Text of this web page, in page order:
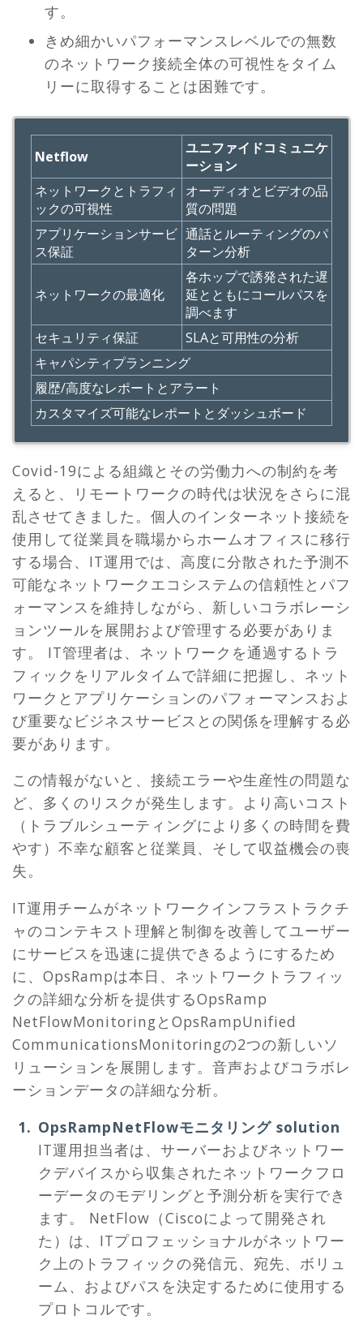
す。
きめ細かいパフォーマンスレベルでの無数
のネットワーク接続全体の可視性をタイム
リーに取得することは困難です。
Netflow
ユニファイドコミュニケ
ーション
ネットワークとトラフィ
ックの可視性
オーディオとビデオの品
質の問題
アプリケーションサービ
ス保証
通話とルーティングのパ
ターン分析
ネットワークの最適化
各ホップで誘発された遅
延とともにコールパスを
調べます
セキュリティ保証
SLAと可用性の分析
キャパシティプランニング
履歴/高度なレポートとアラート
カスタマイズ可能なレポートとダッシュボード
Covid-19による組織とその労働力への制約を考
えると、リモートワークの時代は状況をさらに混
乱させてきました。個人のインターネット接続を
使用して従業員を職場からホームオフィスに移行
する場合、IT運用では、高度に分散された予測不
可能なネットワークエコシステムの信頼性とパフ
ォーマンスを維持しながら、新しいコラボレーシ
ョンツールを展開および管理する必要がありま
す。 IT管理者は、ネットワークを通過するトラ
フィックをリアルタイムで詳細に把握し、ネット
ワークとアプリケーションのパフォーマンスおよ
び重要なビジネスサービスとの関係を理解する必
要があります。
この情報がないと、接続エラーや生産性の問題な
ど、多くのリスクが発生します。より高いコスト
（トラブルシューティングにより多くの時間を費
やす）不幸な顧客と従業員、そして収益機会の喪
失。
IT運用チームがネットワークインフラストラクチ
ャのコンテキスト理解と制御を改善してユーザー
にサービスを迅速に提供できるようにするため
に、OpsRampは本日、ネットワークトラフィッ
クの詳細な分析を提供するOpsRamp
NetFlowMonitoringとOpsRampUnified
CommunicationsMonitoringの2つの新しいソ
リューションを展開します。音声およびコラボレ
ーションデータの詳細な分析。
OpsRampNetFlowモニタリング solution
IT運用担当者は、サーバーおよびネットワー
クデバイスから収集されたネットワークフロ
ーデータのモデリングと予測分析を実行でき
ます。 NetFlow（Ciscoによって開発され
た）は、ITプロフェッショナルがネットワー
ク上のトラフィックの発信元、宛先、ボリュ
ーム、およびパスを決定するために使用する
プロトコルです。